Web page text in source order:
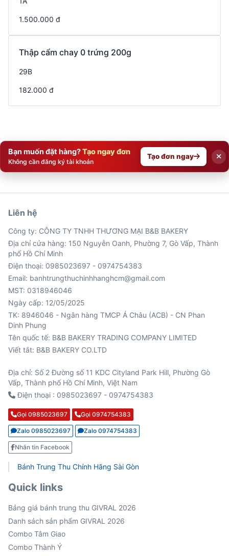
1.500.000 đ
Thập cẩm chay 0 trứng 200g
29B
182.000 đ
Bạn muốn đặt hàng?Tạo ngay đơn
Không cần đăng ký tài khoản
Tạo đơn ngay
Liên hệ
Công ty: CÔNG TY TNHH THƯƠNG MẠI B&B BAKERY
Địa chỉ cửa hàng: 150 Nguyễn Oanh, Phường 7, Gò Vấp, Thành
phố Hồ Chí Minh
Điện thoại: 0985023697 - 0974754383
Email: banhtrungthuchinhhanghcm@gmail.com
MST: 0318946046
Ngày cấp: 12/05/2025
TK: 8946046 - Ngân hàng TMCP Á Châu (ACB) - CN Phan
Viết tắt: B&B BAKERY CO.LTD
Địa chỉ: Số 2 Đường số 11 KDC Cityland Park Hill, Phường Gò
Vấp, Thành phố Hồ Chí Minh, Việt Nam
Điện thoại : 0985023697 - 0974754383
Gọi 0985023697 Gọi 0974754383
Zalo 0985023697 Zalo 0974754383
Nhắn tin Facebook
Bánh Trung Thu Chính Hãng Sài Gòn
Quick links
Bảng giá bánh trung thu GIVRAL 2026
Danh sách sản phẩm GIVRAL 2026
Combo Tâm Giao
Combo Thành Ý